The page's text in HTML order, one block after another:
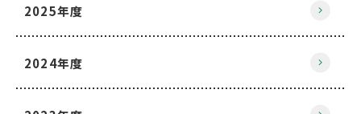
2025年度
2024年度